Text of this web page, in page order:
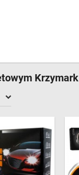
Krzymark